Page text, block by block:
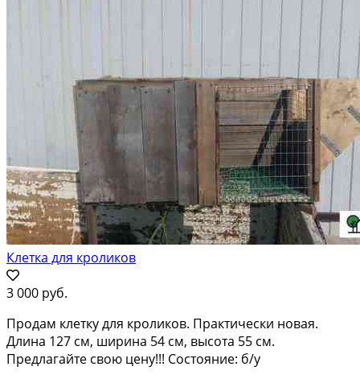
Клетка для кроликов
3 000 руб.
Продам клетку для кроликов. Практически новая.
Длина 127 см, ширина 54 см, высота 55 см.
Предлагайте свою цену!!! Состояние: б/у